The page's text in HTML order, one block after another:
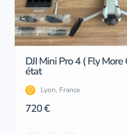
DJI Mini Pro 4 ( Fly
état
Lyon, France
720 €